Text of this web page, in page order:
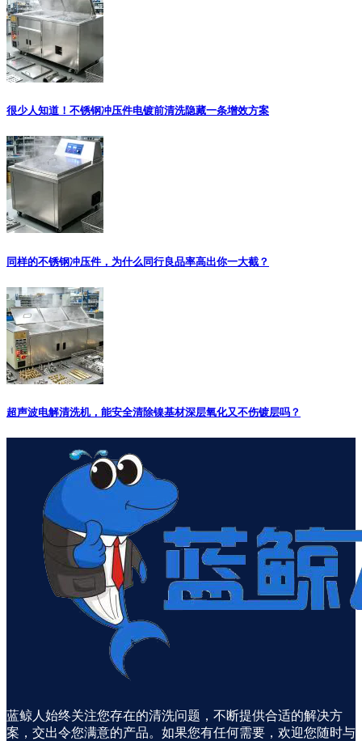
很少人知道！不锈钢冲压件电镀前清洗隐藏一条增效方案
同样的不锈钢冲压件，为什么同行良品率高出你一大截？
超声波电解清洗机，能安全清除镍基材深层氧化又不伤镀层吗？
蓝鲸人始终关注您存在的清洗问题，不断提供合适的解决方
案，交出令您满意的产品。如果您有任何需要，欢迎您随时与